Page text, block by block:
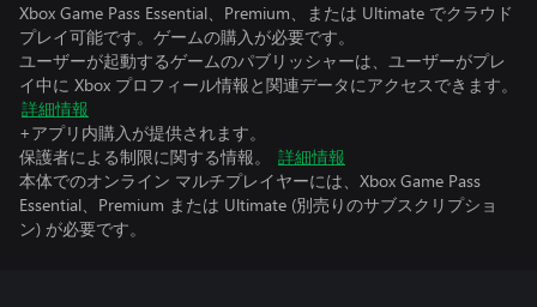
Xbox Game Pass Essential、Premium、または Ultimate でクラウド
プレイ可能です。ゲームの購入が必要です。
ユーザーが起動するゲームのパブリッシャーは、ユーザーがプレ
イ中に Xbox プロフィール情報と関連データにアクセスできます。
詳細情報
+アプリ内購入が提供されます。
保護者による制限に関する情報。
詳細情報
本体でのオンライン マルチプレイヤーには、Xbox Game Pass
Essential、Premium または Ultimate (別売りのサブスクリプショ
ン) が必要です。